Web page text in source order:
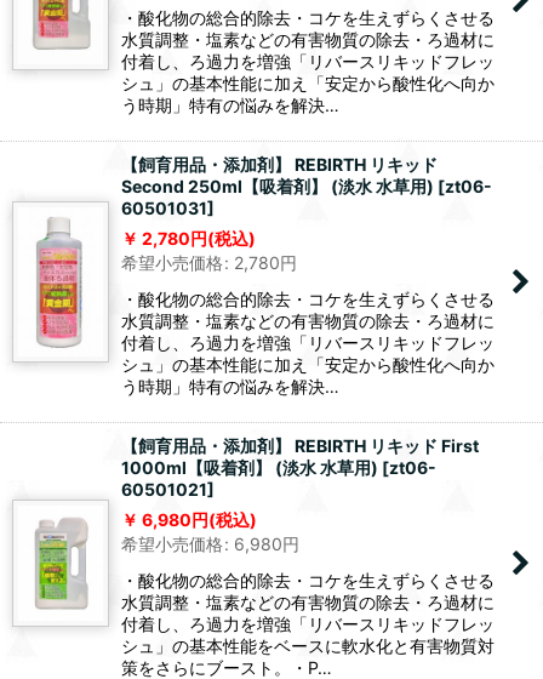
・酸化物の総合的除去・コケを生えずらくさせる
水質調整・塩素などの有害物質の除去・ろ過材に
付着し、ろ過力を増強「リバースリキッドフレッ
シュ」の基本性能に加え「安定から酸性化へ向か
う時期」特有の悩みを解決…
【飼育用品・添加剤】 REBIRTH リキッド
Second 250ml【吸着剤】 (淡水 水草用) [zt06-
60501031]
2,780円(税込)
希望小売価格: 2,780円
・酸化物の総合的除去・コケを生えずらくさせる
水質調整・塩素などの有害物質の除去・ろ過材に
付着し、ろ過力を増強「リバースリキッドフレッ
シュ」の基本性能に加え「安定から酸性化へ向か
う時期」特有の悩みを解決…
【飼育用品・添加剤】 REBIRTH リキッド First
1000ml【吸着剤】 (淡水 水草用) [zt06-
60501021]
6,980円(税込)
希望小売価格: 6,980円
・酸化物の総合的除去・コケを生えずらくさせる
水質調整・塩素などの有害物質の除去・ろ過材に
付着し、ろ過力を増強「リバースリキッドフレッ
シュ」の基本性能をベースに軟水化と有害物質対
策をさらにブースト。・P…